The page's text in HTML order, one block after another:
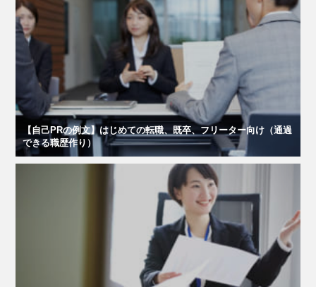
【自己PRの例文】はじめての転職、既卒、フリーター向け（通過
できる職歴作り）